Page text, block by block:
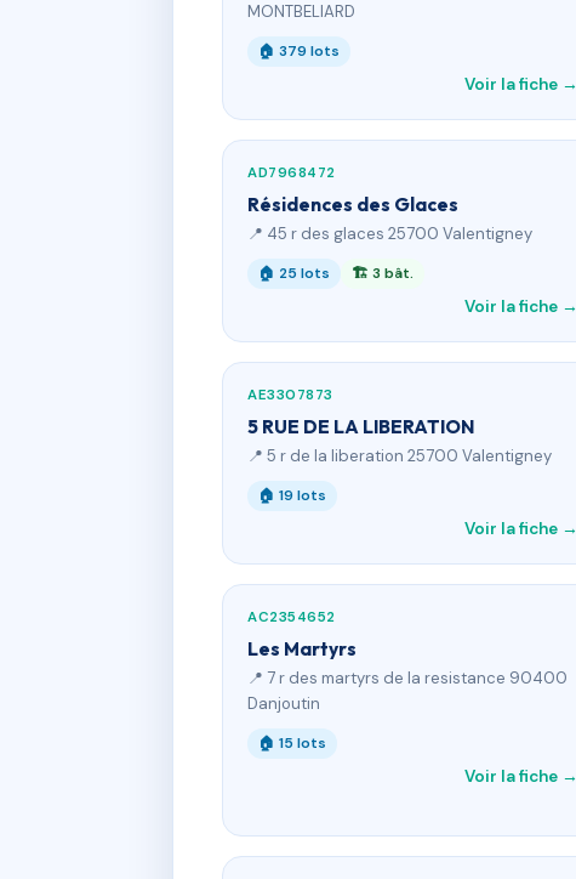
MONTBELIARD
🏠 379 lots
Voir la fiche →
AD7968472
Résidences des Glaces
📍 45 r des glaces 25700 Valentigney
🏠 25 lots 🏗 3 bât.
Voir la fiche →
AE3307873
5 RUE DE LA LIBERATION
📍 5 r de la liberation 25700 Valentigney
🏠 19 lots
Voir la fiche →
AC2354652
Les Martyrs
📍 7 r des martyrs de la resistance 90400
Danjoutin
🏠 15 lots
Voir la fiche →